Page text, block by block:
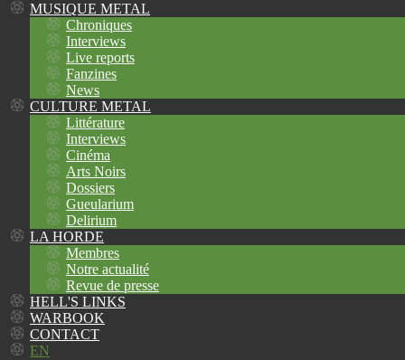
MUSIQUE METAL
Chroniques
Interviews
Live reports
Fanzines
News
CULTURE METAL
Littérature
Interviews
Cinéma
Arts Noirs
Dossiers
Gueularium
Delirium
LA HORDE
Membres
Notre actualité
Revue de presse
HELL'S LINKS
WARBOOK
CONTACT
EN